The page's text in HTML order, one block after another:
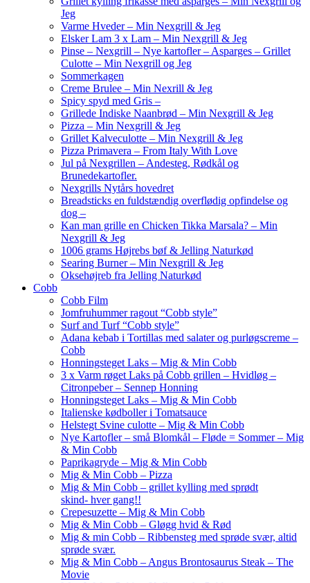
Jeg
Varme Hveder – Min Nexgrill & Jeg
Elsker Lam 3 x Lam – Min Nexgrill & Jeg
Pinse – Nexgrill – Nye kartofler – Asparges – Grillet
Culotte – Min Nexgrill og Jeg
Sommerkagen
Creme Brulee – Min Nexrill & Jeg
Spicy spyd med Gris –
Grillede Indiske Naanbrød – Min Nexgrill & Jeg
Pizza – Min Nexgrill & Jeg
Grillet Kalveculotte – Min Nexgrill & Jeg
Pizza Primavera – From Italy With Love
Jul på Nexgrillen – Andesteg, Rødkål og
Brunedekartofler.
Nexgrills Nytårs hovedret
Breadsticks en fuldstændig overflødig opfindelse og
dog –
Kan man grille en Chicken Tikka Marsala? – Min
Nexgrill & Jeg
1006 grams Højrebs bøf & Jelling Naturkød
Searing Burner – Min Nexgrill & Jeg
Oksehøjreb fra Jelling Naturkød
Cobb
Cobb Film
Jomfruhummer ragout “Cobb style”
Surf and Turf “Cobb style”
Adana kebab i Tortillas med salater og purløgscreme –
Cobb
Honningsteget Laks – Mig & Min Cobb
3 x Varm røget Laks på Cobb grillen – Hvidløg –
Citronpeber – Sennep Honning
Honningsteget Laks – Mig & Min Cobb
Italienske kødboller i Tomatsauce
Helstegt Svine culotte – Mig & Min Cobb
Nye Kartofler – små Blomkål – Fløde = Sommer – Mig
& Min Cobb
Paprikagryde – Mig & Min Cobb
Mig & Min Cobb – Pizza
Mig & Min Cobb – grillet kylling med sprødt
skind- hver gang!!
Crepesuzette – Mig & Min Cobb
Mig & Min Cobb – Gløgg hvid & Rød
Mig & min Cobb – Ribbensteg med sprøde svær, altid
sprøde svær.
Mig & Min Cobb – Angus Brontosaurus Steak – The
Movie